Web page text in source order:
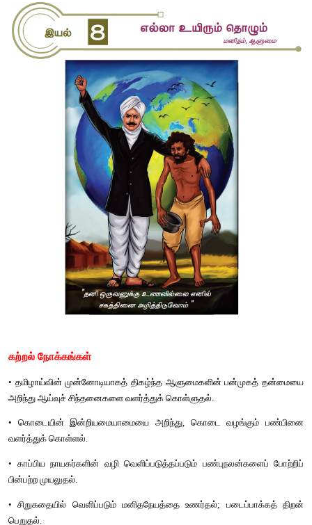
எல்லா உயிரும் தொழும்
மனிதம், ஆளுமை